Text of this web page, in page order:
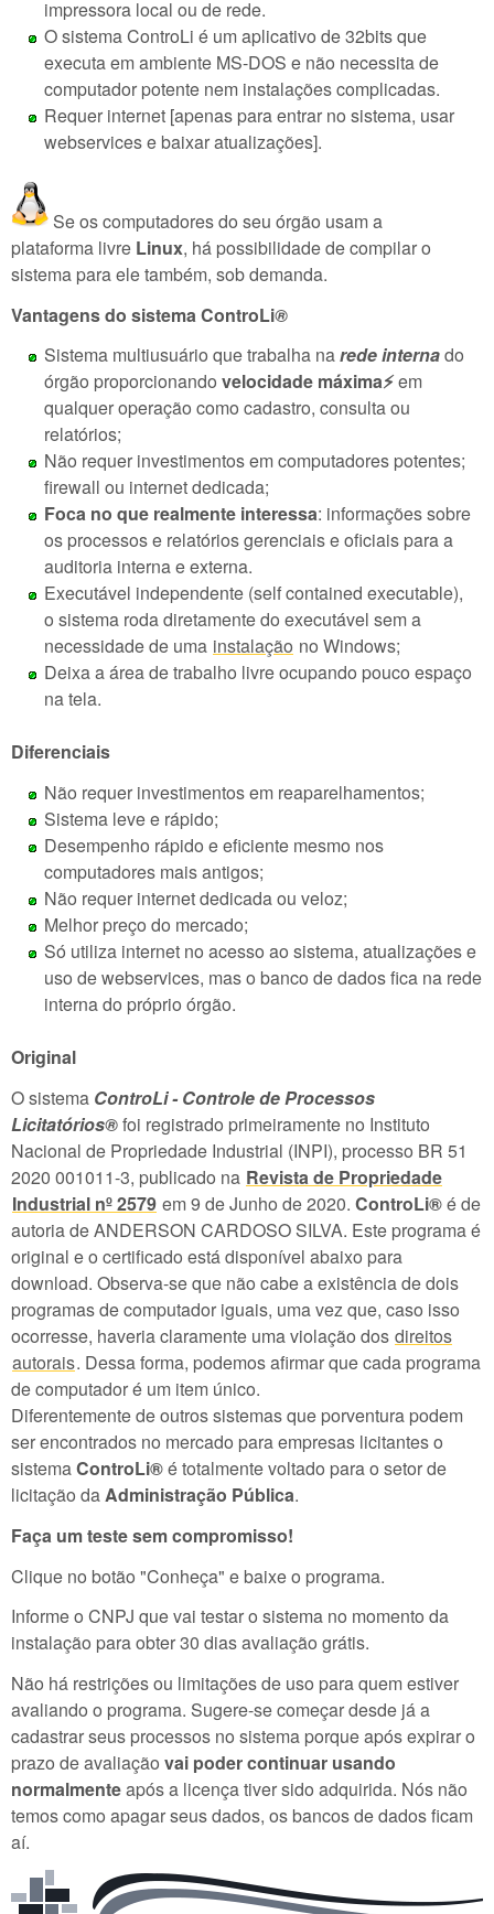
impressora local ou de rede.
O sistema ControLi é um aplicativo de 32bits que
executa em ambiente MS-DOS e não necessita de
computador potente nem instalações complicadas.
Requer internet [apenas para entrar no sistema, usar
webservices e baixar atualizações].
Se os computadores do seu órgão usam a
plataforma livre Linux, há possibilidade de compilar o
sistema para ele também, sob demanda.
Vantagens do sistema ControLi®️
Sistema multiusuário que trabalha narede internado
órgão proporcionando velocidade máxima⚡️em
qualquer operação como cadastro, consulta ou
relatórios;
Não requer investimentos em computadores potentes;
firewall ou internet dedicada;
Foca no que realmente interessa: informações sobre
os processos e relatórios gerenciais e oficiais para a
auditoria interna e externa.
Executável independente (self contained executable),
o sistema roda diretamente do executável sem a
necessidade de uma instalação no Windows;
Deixa a área de trabalho livre ocupando pouco espaço
na tela.
Diferenciais
Não requer investimentos em reaparelhamentos;
Sistema leve e rápido;
Desempenho rápido e eficiente mesmo nos
computadores mais antigos;
Não requer internet dedicada ou veloz;
Melhor preço do mercado;
Só utiliza internet no acesso ao sistema, atualizações e
uso de webservices, mas o banco de dados fica na rede
interna do próprio órgão.
Original
O sistema ControLi - Controle de Processos
Licitatórios®️foi registrado primeiramente no Instituto
Nacional de Propriedade Industrial (INPI), processo BR 51
2020 001011-3, publicado na Revista de Propriedade
Industrial nº 2579 em 9 de Junho de 2020. ControLi®️é de
autoria de ANDERSON CARDOSO SILVA. Este programa é
original e o certificado está disponível abaixo para
download. Observa-se que não cabe a existência de dois
programas de computador iguais, uma vez que, caso isso
ocorresse, haveria claramente uma violação dos direitos
autorais. Dessa forma, podemos afirmar que cada programa
de computador é um item único.
Diferentemente de outros sistemas que porventura podem
ser encontrados no mercado para empresas licitantes o
sistemaControLi®️é totalmente voltado para o setor de
licitação daAdministração Pública.
Faça um teste sem compromisso!
Clique no botão "Conheça" e baixe o programa.
Informe o CNPJ que vai testar o sistema no momento da
instalação para obter 30 dias avaliação grátis.
Não há restrições ou limitações de uso para quem estiver
avaliando o programa. Sugere-se começar desde já a
cadastrar seus processos no sistema porque após expirar o
prazo de avaliação vai poder continuar usando
normalmenteapós a licença tiver sido adquirida. Nós não
temos como apagar seus dados, os bancos de dados ficam
aí.